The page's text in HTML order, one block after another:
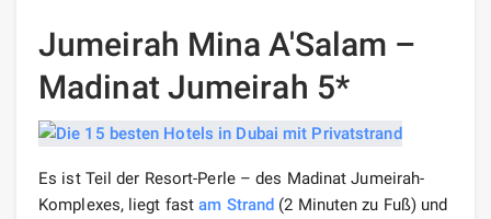
Jumeirah Mina A'Salam –
Madinat Jumeirah 5*
Es ist Teil der Resort-Perle – des Madinat Jumeirah-
Komplexes, liegt fastam Strand (2 Minuten zu Fuß) und